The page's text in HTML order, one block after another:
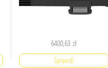
6400,63 zł
Sprawdź